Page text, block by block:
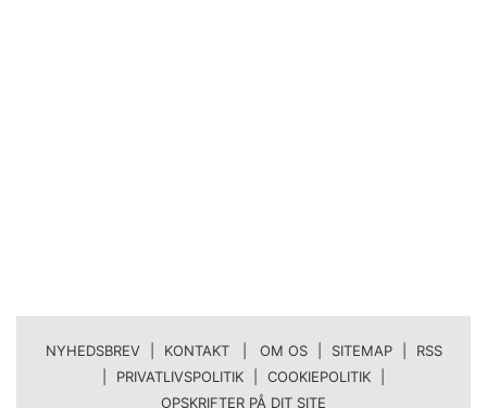
NYHEDSBREV KONTAKT | OM OS SITEMAP
RSS
PRIVATLIVSPOLITIK COOKIEPOLITIK
OPSKRIFTER PÅ DIT SITE